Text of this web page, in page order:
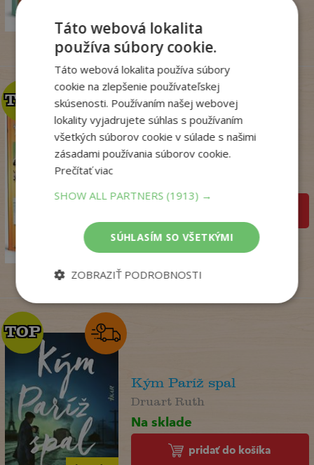
14,50
7
TOP
TOP
Zo sveta zvierat
. kolektív
TOP
TOP
Kým Paríž spal
Druart Ruth
Na sklade
pridať do košíka
Táto webová lokalita
používa súbory cookie.
Táto webová lokalita používa súbory
cookie na zlepšenie používateľskej
skúsenosti. Používaním našej webovej
lokality vyjadrujete súhlas s používaním
všetkých súborov cookie v súlade s našimi
zásadami používania súborov cookie.
Prečítať viac
SHOW ALL PARTNERS (1913) →
SÚHLASÍM SO VŠETKÝMI
ZOBRAZIŤ PODROBNOSTI